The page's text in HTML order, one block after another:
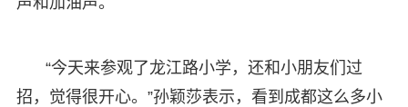
“今天来参观了龙江路小学，还和小朋友们过
招，觉得很开心。”孙颖莎表示，看到成都这么多小